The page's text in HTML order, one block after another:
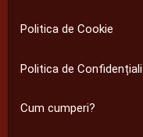
Politica de Cookie
Politica de
Cum cumperi?